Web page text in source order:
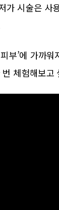
가 시술은 사
부’에 가까
체험해보